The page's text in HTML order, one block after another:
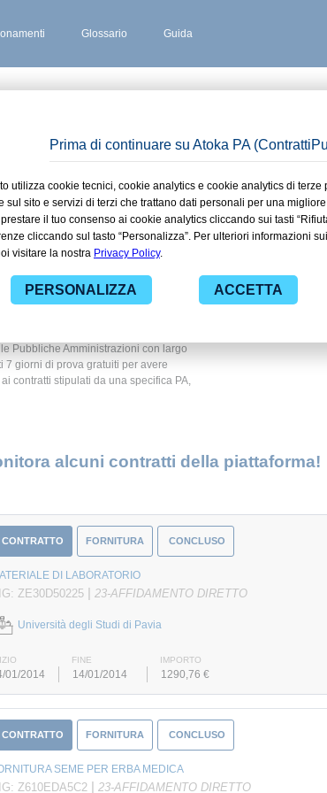
Glossario Guida
stipulati
in
e ricerca
ad alcuni dei contratti presenti nella
ambito Istruzione e ricerca. Grazie alle
dei contratti pubblici di tuo
Pubbliche Amministrazioni con largo
7 giorni di prova gratuiti per avere
contratti stipulati da una specifica PA,
alcuni contratti della piattaforma!
CONTRATTO FORNITURA CONCLUSO
DI LABORATORIO
ZE30D50225 | 23-AFFIDAMENTO DIRETTO
Università degli Studi di Pavia
FINE IMPORTO
01/2014 14/01/2014 1290,76 €
CONTRATTO FORNITURA CONCLUSO
SEME PER ERBA MEDICA
Z610EDA5C2 | 23-AFFIDAMENTO DIRETTO